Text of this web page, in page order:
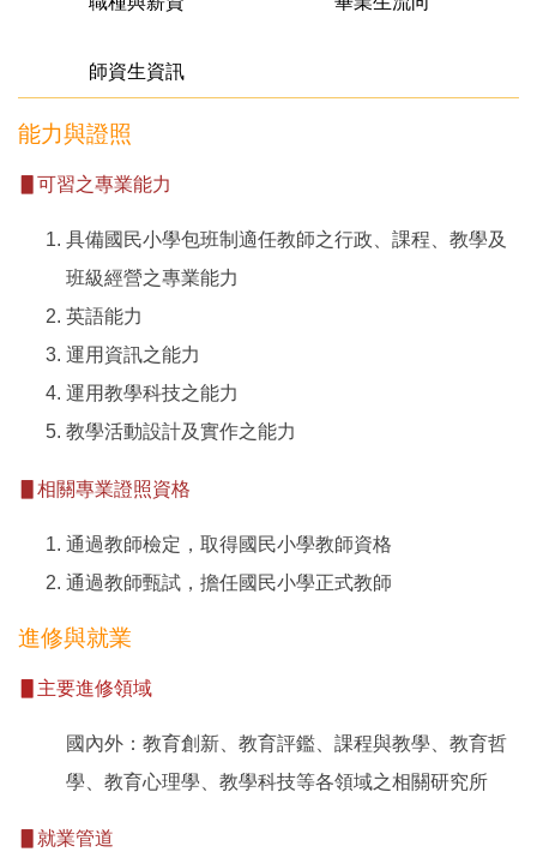
師資生資訊
能力與證照
可習之專業能力
具備國民小學包班制適任教師之行政、課程、教學及
班級經營之專業能力
英語能力
運用資訊之能力
運用教學科技之能力
教學活動設計及實作之能力
相關專業證照資格
通過教師檢定，取得國民小學教師資格
通過教師甄試，擔任國民小學正式教師
進修與就業
主要進修領域
國內外：教育創新、教育評鑑、課程與教學、教育哲
學、教育心理學、教學科技等各領域之相關研究所
就業管道